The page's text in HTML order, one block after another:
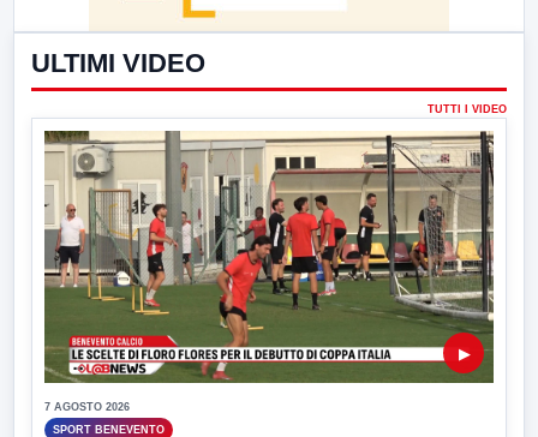
ULTIMI VIDEO
TUTTI I VIDEO
▶
7 AGOSTO 2026
SPORT BENEVENTO